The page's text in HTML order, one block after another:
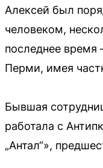
Алексей был
человеком,
последнее время
Перми, имея
Бывшая
работала с
„Антал“»,